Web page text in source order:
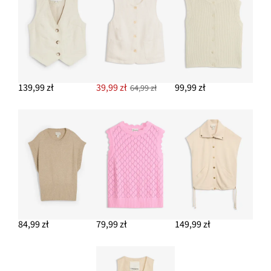
139,99 zł 39,99 zł 64,99 zł 99,99 zł
84,99 zł 79,99 zł 149,99 zł